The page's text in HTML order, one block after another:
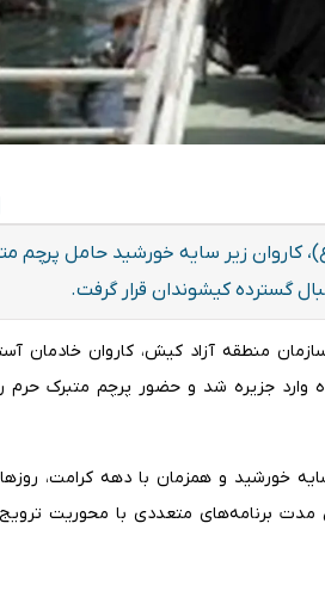
کاروان زیر سایه خورشید حامل پرچم
گسترده کیشوندان قرار گرفت.
سازمان منطقه آزاد کیش، کاروان خادمان
وارد جزیره شد و حضور پرچم متبرک حرم
خورشید و همزمان با دهه کرامت،
مدت برنامه‌های متعددی با محوریت